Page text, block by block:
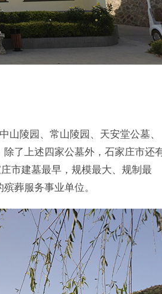
山陵园、常山陵园、天安堂公墓、
了上述四家公墓外，石家庄市还
市建墓最早，规模最大、规制最
葬服务事业单位。